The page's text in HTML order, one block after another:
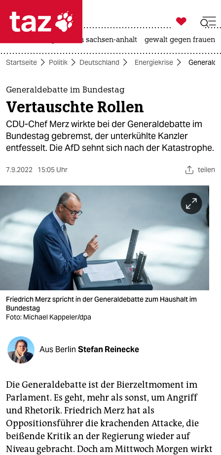
 taz zahl ich
taz zahl ich
themen
politik
öko
berlin
nord
wahrheit
verlag
verlag
shop
fragen & hilfe
unterstützen
abo
genossenschaft
epaper login

taz zahl ich
landtagswahl in sachsen-anhalt gewalt gegen frauen
Startseite Politik Deutschland Energiekrise
Generaldebatte im Bundestag
Vertauschte Rollen
CDU-Chef Merz wirkte bei der Generaldebatte im
Bundestag gebremst, der unterkühlte Kanzler
entfesselt. Die AfD sehnt sich nach der Katastrophe.
7.9.2022 15:05 Uhr teilen
Friedrich Merz spricht in der Generaldebatte zum Haushalt im
Bundestag
Foto: Michael Kappeler/dpa
Aus Berlin Stefan Reinecke
Die Generaldebatte ist der Bierzeltmoment im
Parlament. Es geht, mehr als sonst, um Angriff
und Rhetorik. Friedrich Merz hat als
Oppositionsführer die krachenden Attacke, die
beißende Kritik an der Regierung wieder auf
Niveau gebracht. Doch am Mittwoch Morgen wirkt